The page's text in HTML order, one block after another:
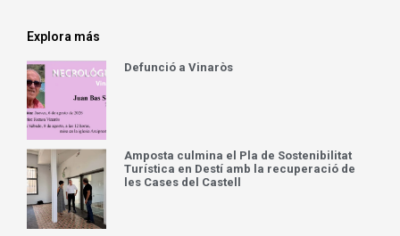
Explora más
Defunció a Vinaròs
Amposta culmina el Pla de Sostenibilitat
Turística en Destí amb la recuperació de
les Cases del Castell